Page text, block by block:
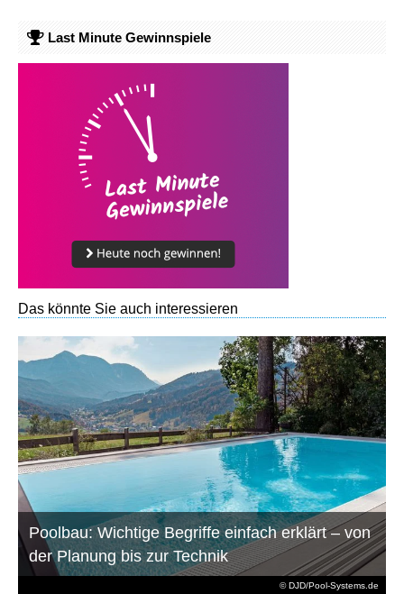
Last Minute Gewinnspiele
Das könnte Sie auch interessieren
© DJD/Pool-Systems.de
Poolbau: Wichtige Begriffe einfach erklärt – von
der Planung bis zur Technik